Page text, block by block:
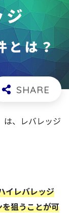
は、レバレッジ
イレバレッジ
狙うことが可